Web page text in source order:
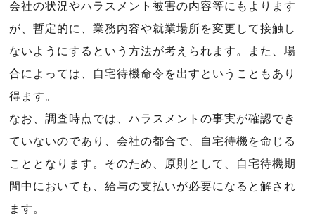
会社の状況やハラスメント被害の内容等にもよります
が、暫定的に、業務内容や就業場所を変更して接触し
ないようにするという方法が考えられます。また、場
合によっては、自宅待機命令を出すということもあり
得ます。
なお、調査時点では、ハラスメントの事実が確認でき
ていないのであり、会社の都合で、自宅待機を命じる
こととなります。そのため、原則として、自宅待機期
間中においても、給与の支払いが必要になると解され
ます。